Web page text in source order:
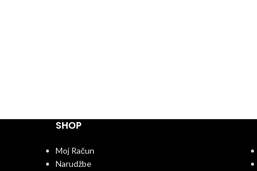
SHOP
Moj Račun
Narudžbe